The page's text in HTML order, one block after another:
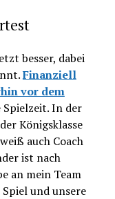
besser, dabei
Finanziell
vor dem
In der
Königsklasse
auch Coach
ist nach
an mein Team
und unsere